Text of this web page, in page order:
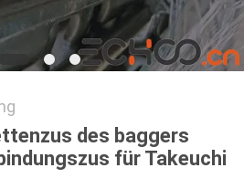
des baggers
für Takeuchi